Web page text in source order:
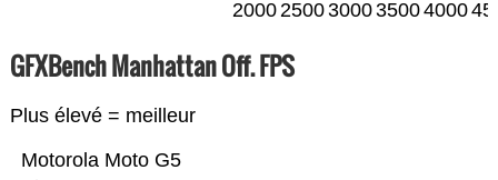
20002500300035004000
GFXBench Manhattan Off. FPS
Plus élevé = meilleur
Motorola Moto G5